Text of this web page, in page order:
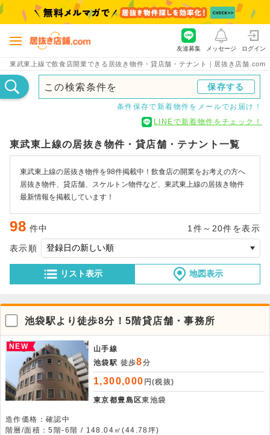
東武東上線で飲食店開業できる居抜き物件・貸店舗・テナント｜居抜き店舗.com
友達募集 メッセージ ログイン
この検索条件を 保存する
条件保存で新着物件をメールでお届け！
LINEで新着物件をチェック！
東武東上線の居抜き物件・貸店舗・テナント一覧
東武東上線の居抜き物件を98件掲載中！飲食店の開業をお考えの方へ
居抜き物件、貸店舗、スケルトン物件など、東武東上線の居抜き物件
最新情報を掲載しています！
98 件中 1件～20件を表示
リスト表示 地図表示
表示順
池袋駅より徒歩8分！5階貸店舗・事務所
NEW
山手線
池袋駅 徒歩8分
1,300,000 円(税抜)
東京都豊島区東池袋
造作価格：確認中
階層/面積：5階-6階 / 148.04㎡(44.78坪)